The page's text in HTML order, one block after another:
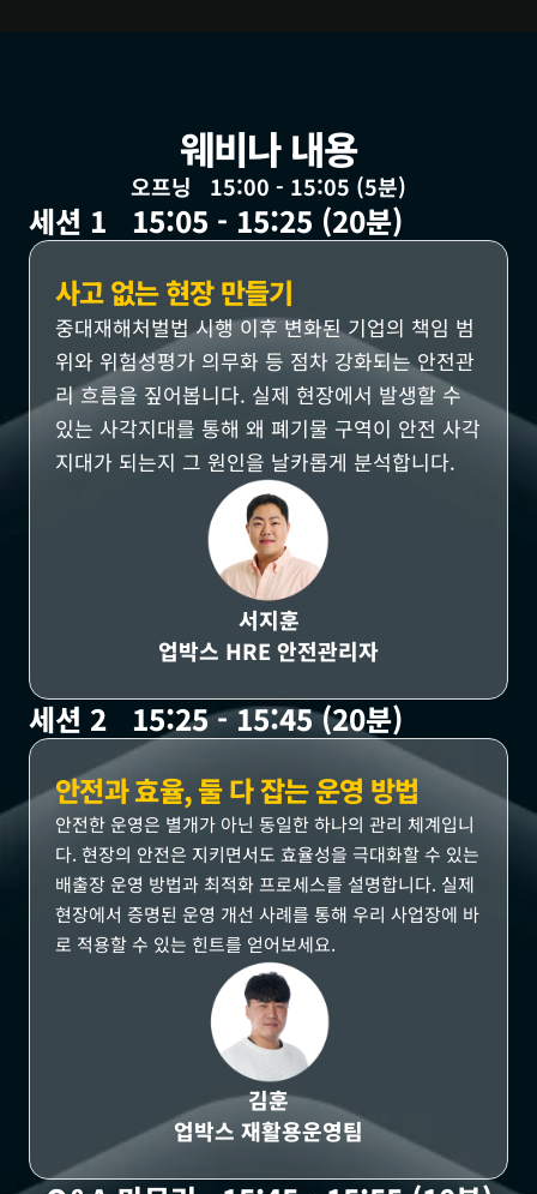
웨비나 내용
오프닝   15:00 - 15:05 (5분)
세션 1   15:05 - 15:25 (20분)
사고 없는 현장 만들기
중대재해처벌법 시행 이후 변화된 기업의 책임 범
위와 위험성평가 의무화 등 점차 강화되는 안전관
리 흐름을 짚어봅니다. 실제 현장에서 발생할 수
있는 사각지대를 통해 왜 폐기물 구역이 안전 사각
지대가 되는지 그 원인을 날카롭게 분석합니다.
서지훈
업박스 HRE 안전관리자
세션 2   15:25 - 15:45 (20분)
안전과 효율, 둘 다 잡는 운영 방법
안전한 운영은 별개가 아닌 동일한 하나의 관리 체계입니
다. 현장의 안전은 지키면서도 효율성을 극대화할 수 있는
배출장 운영 방법과 최적화 프로세스를 설명합니다. 실제
현장에서 증명된 운영 개선 사례를 통해 우리 사업장에 바
로 적용할 수 있는 힌트를 얻어보세요.
김훈
업박스 재활용운영팀